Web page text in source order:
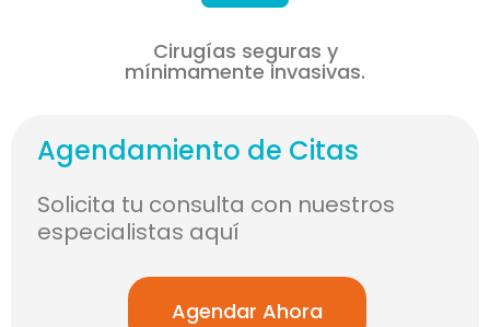
Cirugías seguras y
mínimamente invasivas.
Agendamiento de Citas
Solicita tu consulta con nuestros
especialistas aquí
Agendar Ahora